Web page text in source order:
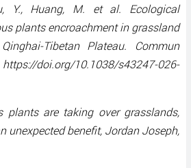
Y., Huang, M. et al. Ecological
plants encroachment in grassland
Tibetan Plateau. Commun
doi.org/10.1038/s43247-026-
plants are taking over grasslands,
unexpected benefit, Jordan Joseph,